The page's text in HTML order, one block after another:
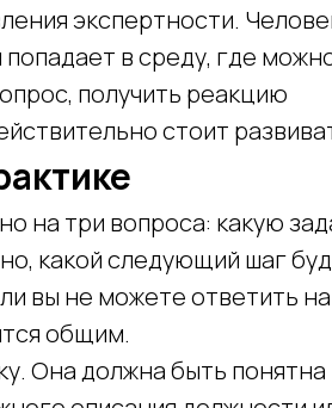
экспертности.
в среду, где
получить реакцию
стоит
на три вопроса: какую
какой следующий шаг
вы не можете ответить
общим.
Она должна быть понятна